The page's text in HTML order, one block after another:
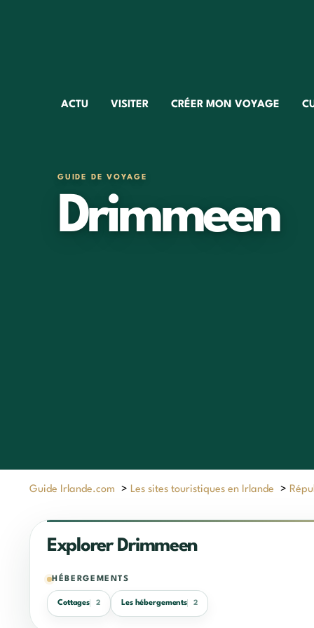
ACTU VISITER CRÉER MON VOYAGE
GUIDE DE VOYAGE
Drimmeen
Guide Irlande.com > Les sites touristiques en Irlande >
Explorer Drimmeen
HÉBERGEMENTS
Cottages 2 Les hébergements 2